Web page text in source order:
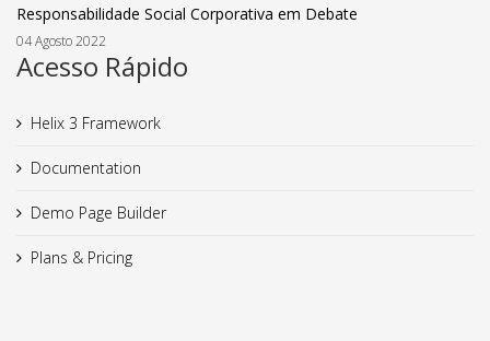
Responsabilidade Social Corporativa em Debate
04 Agosto 2022
Acesso Rápido
Helix 3 Framework
Documentation
Demo Page Builder
Plans & Pricing